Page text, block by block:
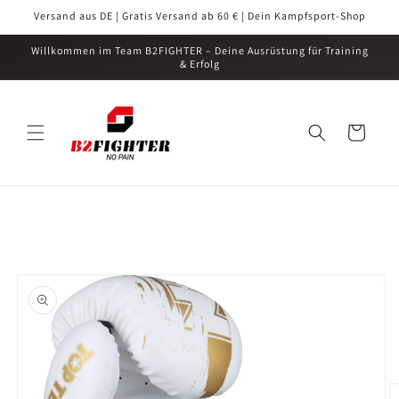
zum
Inhalt
Versand aus DE | Gratis Versand ab 60 € | Dein Kampfsport-Shop
Willkommen im Team B2FIGHTER – Deine Ausrüstung für Training
& Erfolg
Warenkorb